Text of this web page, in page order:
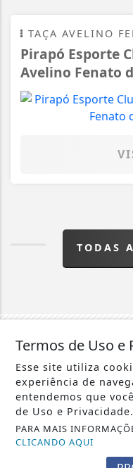
TAÇA AVELINO
Pirapó Esporte
Avelino Fenato
TODAS
Crie sua
vantagens
Termos de Uso e
Esse site utiliza
experiência de
entendemos que
de Uso e Privacidade.
PARA MAIS
CLICANDO AQUI